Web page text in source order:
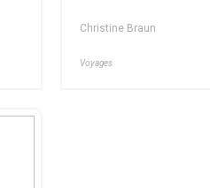
Christine Braun
Voyages